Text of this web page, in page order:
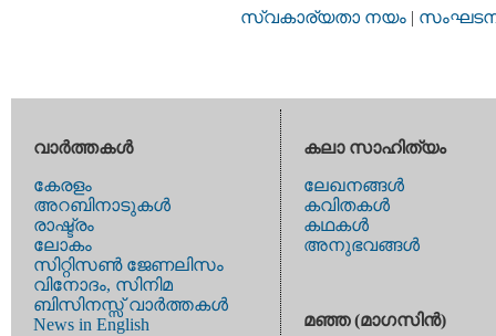
സ്വകാര്യതാ നയം |
വാര്‍ത്തകള്‍
കേരളം
അറബിനാടുകള്‍
രാഷ്ട്രം
ലോകം
സിറ്റിസണ്‍ ജേണലിസം
വിനോദം, സിനിമ
ബിസിനസ്സ് വാര്‍ത്തകള്‍
News in English
കലാ സാഹിത്യം
ലേഖനങ്ങള്‍
കവിതകള്‍
കഥകള്‍
അനുഭവങ്ങള്‍
മഞ്ഞ (മാഗസിന്‍)